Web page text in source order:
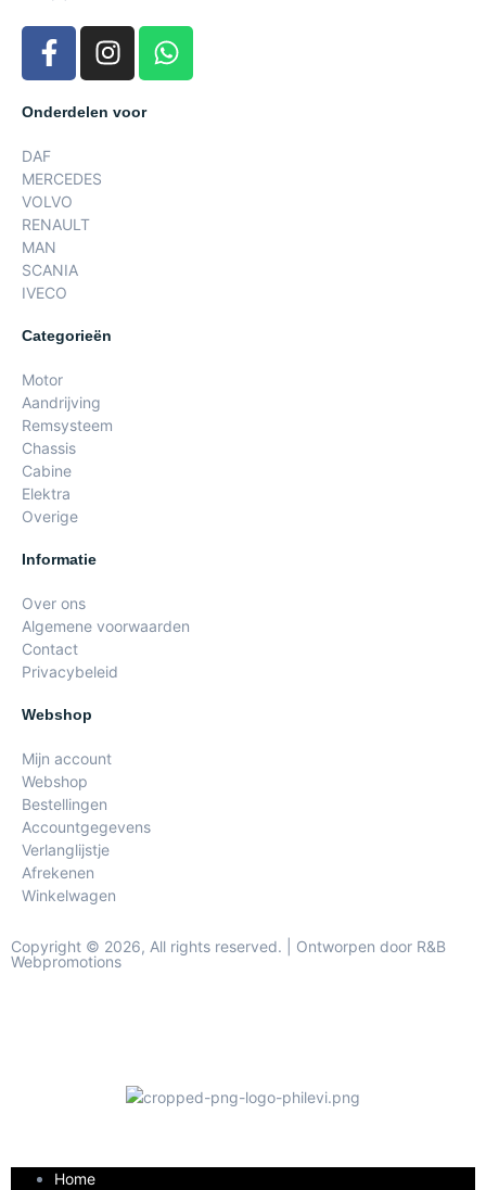
Onderdelen voor
DAF
MERCEDES
VOLVO
RENAULT
MAN
SCANIA
IVECO
Categorieën
Motor
Aandrijving
Remsysteem
Chassis
Cabine
Elektra
Overige
Informatie
Over ons
Algemene voorwaarden
Contact
Privacybeleid
Webshop
Mijn account
Webshop
Bestellingen
Accountgegevens
Verlanglijstje
Afrekenen
Winkelwagen
Copyright © 2026, All rights reserved. | Ontworpen door R&B
Webpromotions
Home